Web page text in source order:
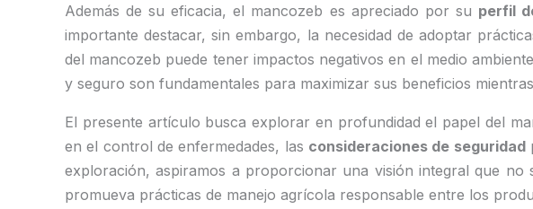
Además de su eficacia, el mancozeb es apreciado por su perfil
importante destacar, sin embargo, la necesidad de adoptar
del mancozeb puede tener impactos negativos en el medio
y seguro son fundamentales para maximizar sus beneficios
El presente artículo busca explorar en profundidad el papel del
en el control de enfermedades, las consideraciones de seguridad
exploración, aspiramos a proporcionar una visión integral que
promueva prácticas de manejo agrícola responsable entre los